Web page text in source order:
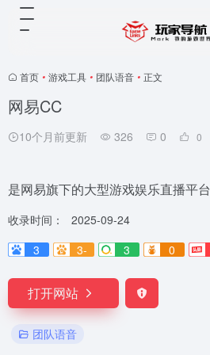
首页 • 游戏工具 • 团队语音 • 正文
网易CC
10个月前更新 326 0 0
是网易旗下的大型游戏娱乐直播平台
收录时间：
2025-09-24
3
3- 3 0
打开网站
团队语音